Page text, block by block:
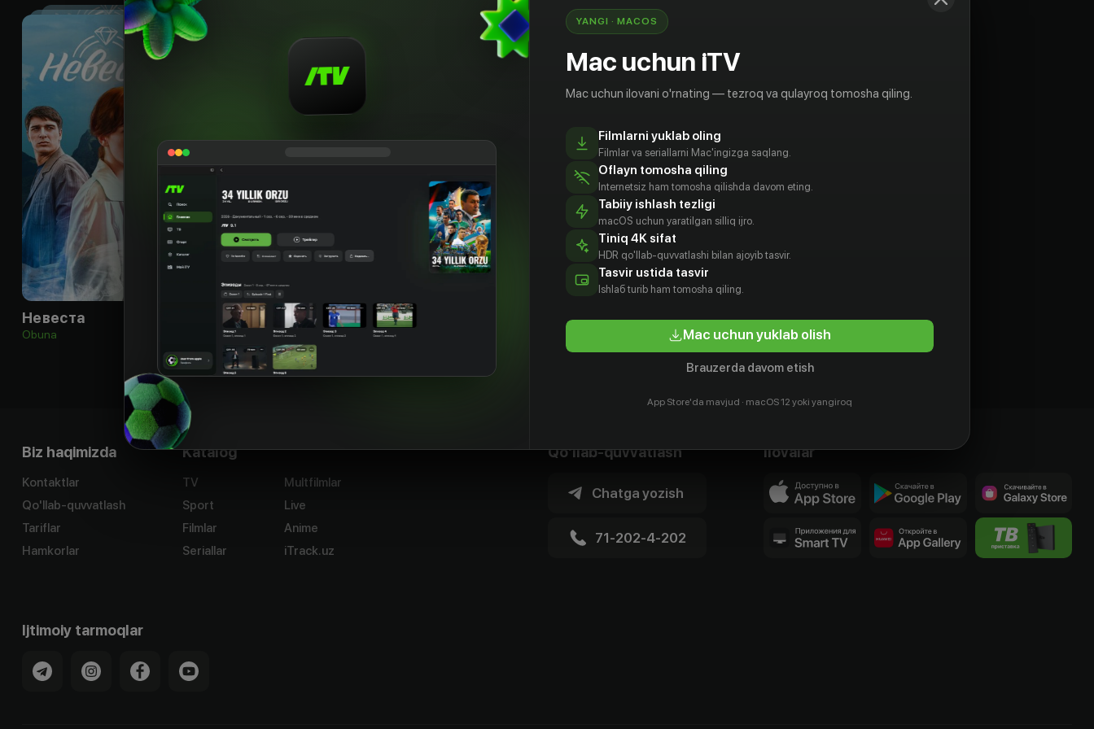
Невеста
Obuna
Земляк
Obuna
16+
Полосатое счастье
Obuna
Biz haqimizda
Kontaktlar
Qo'llab-quvvatlash
Tariflar
Hamkorlar
Katalog
TV
Sport
Filmlar
Seriallar
Multfilmlar
Live
Anime
iTrack.uz
Qo'llab-quvvatlash
Chatga yozish
71-202-4-202
Ilovalar
Ijtimoiy tarmoqlar
YANGI · MACOS
Mac uchun iTV
Mac uchun ilovani o'rnating — tezroq va qulayroq tomosha qiling.
Filmlarni yuklab oling
Filmlar va seriallarni Mac'ingizga saqlang.
Oflayn tomosha qiling
Internetsiz ham tomosha qilishda davom eting.
Tabiiy ishlash tezligi
macOS uchun yaratilgan silliq ijro.
Tiniq 4K sifat
HDR qo'llab-quvvatlashi bilan ajoyib tasvir.
Tasvir ustida tasvir
Ishlаб turib ham tomosha qiling.
Mac uchun yuklab olish
Brauzerda davom etish
App Store'da mavjud · macOS 12 yoki yangiroq